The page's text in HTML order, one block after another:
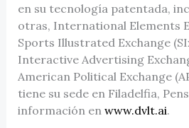
en su tecnología patentada,
otras, International Elements
Sports Illustrated Exchange
Interactive Advertising
American Political Exchange
tiene su sede en Filadelfia,
información en www.dvlt.ai.